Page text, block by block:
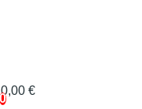
0,00 €
0